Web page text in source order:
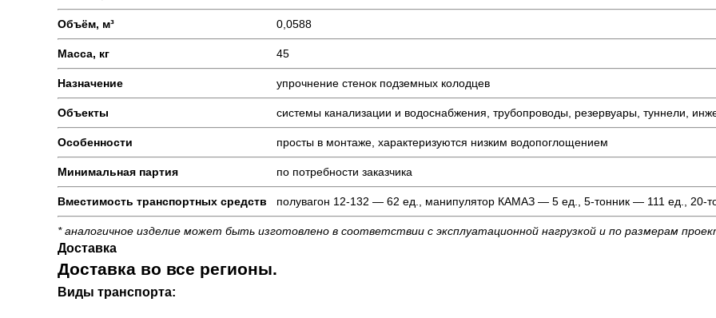
Объём, м³ 0,0588
Масса, кг 45
Назначение упрочнение стенок подземных колодцев
Объекты системы канализации и водоснабжения, трубопроводы, резервуары, туннели,
Особенности просты в монтаже, характеризуются низким водопоглощением
Минимальная партия по потребности заказчика
Вместимость транспортных средств полувагон 12-132 — 62 ед., манипулятор КАМАЗ — 5 ед., 5-тонник — 111 ед., 20-
* аналогичное изделие может быть изготовлено в соответствии с эксплуатационной нагрузкой и по размерам
Доставка
Доставка во все регионы.
Виды транспорта: